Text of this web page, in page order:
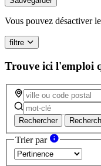
are
a
ignore
this
field
Vous pouvez désactiver
filtre
Trouve ici l'emploi
Rechercher
Trier par